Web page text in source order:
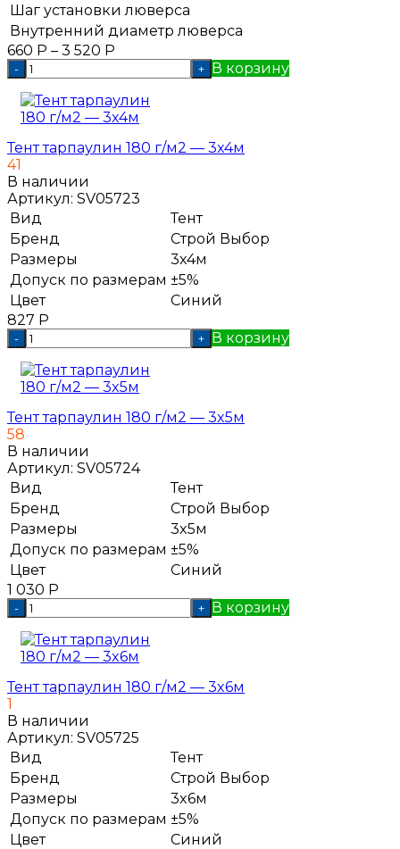
Шаг установки люверса
Внутренний диаметр люверса
660 Р – 3 520 Р
- + В корзину
Тент тарпаулин 180 г/м2 — 3x4м
41
В наличии
Артикул: SV05723
Вид
Тент
Бренд
Строй Выбор
Размеры
3x4м
Допуск по размерам ±5%
Цвет
Синий
827 Р
- + В корзину
Тент тарпаулин 180 г/м2 — 3x5м
58
В наличии
Артикул: SV05724
Вид
Тент
Бренд
Строй Выбор
Размеры
3x5м
Допуск по размерам ±5%
Цвет
Синий
1 030 Р
- + В корзину
Тент тарпаулин 180 г/м2 — 3x6м
1
В наличии
Артикул: SV05725
Вид
Тент
Бренд
Строй Выбор
Размеры
3x6м
Допуск по размерам ±5%
Цвет
Синий